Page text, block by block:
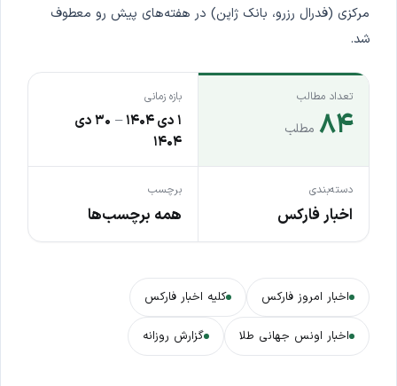
مرکزی (فدرال رزرو، بانک ژاپن) در هفته‌های پیش رو معطوف
شد.
تعداد مطالب
۸۴ مطلب
بازه زمانی
۱ دی ۱۴۰۴ –
۳۰ دی
۱۴۰۴
دسته‌بندی
اخبار فارکس
برچسب
همه برچسب‌ها
اخبار امروز فارکس کلیه اخبار فارکس
اخبار اونس جهانی طلا گزارش روزانه